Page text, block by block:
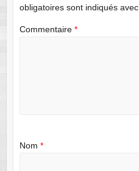
obligatoires sont indiqués avec
Commentaire *
Nom *